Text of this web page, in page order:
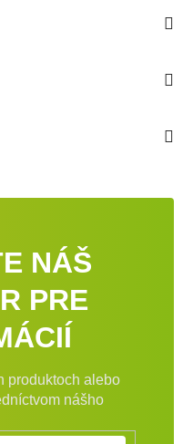
NÁŠ
PRE
produktoch alebo
nášho